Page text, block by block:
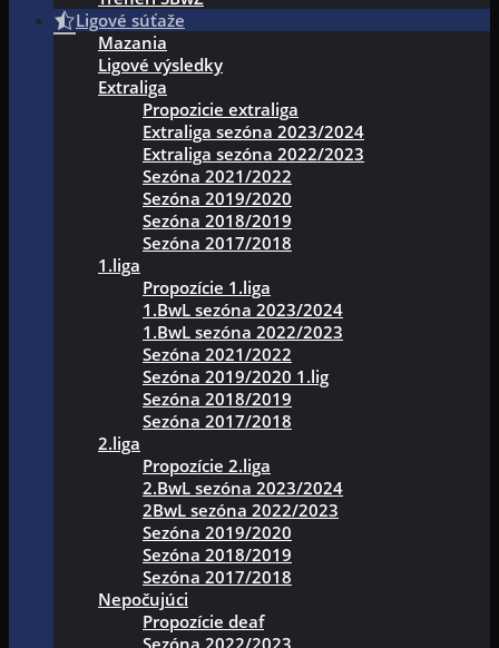
Ligové súťaže
Mazania
Ligové výsledky
Extraliga
Propozicie extraliga
Extraliga sezóna 2023/2024
Extraliga sezóna 2022/2023
Sezóna 2021/2022
Sezóna 2019/2020
Sezóna 2018/2019
Sezóna 2017/2018
1.liga
Propozície 1.liga
1.BwL sezóna 2023/2024
1.BwL sezóna 2022/2023
Sezóna 2021/2022
Sezóna 2019/2020 1.lig
Sezóna 2018/2019
Sezóna 2017/2018
2.liga
Propozície 2.liga
2.BwL sezóna 2023/2024
2BwL sezóna 2022/2023
Sezóna 2019/2020
Sezóna 2018/2019
Sezóna 2017/2018
Nepočujúci
Propozície deaf
Sezóna 2022/2023